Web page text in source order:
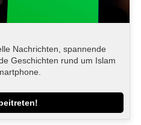
Nachrichten, spannende
Geschichten rund um Islam